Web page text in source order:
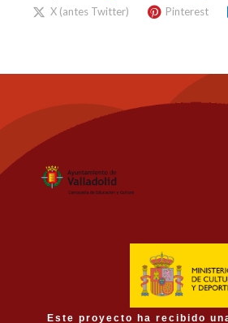
X (antes Twitter)
Pinterest
Este proyecto ha recibido